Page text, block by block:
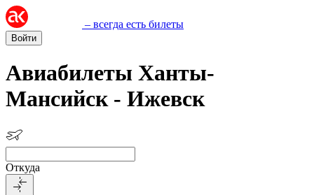
– всегда есть билеты
Войти
Авиабилеты Ханты-
Мансийск - Ижевск
Откуда